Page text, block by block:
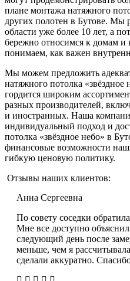
плане монтажа натяжного
других полотен в Бутове. Мы
области уже более 10 лет, а
бережно относимся к домам
понимаем, как важен
Мы можем предложить
натяжного потолка
гордится широким
разных производителей,
и иностранных. Наша
индивидуальный подход и
потолка «звёздное небо» в
финансовые возможности
гибкую ценовую политику.
Отзывы наших клиентов:
Анна Сергеевна
По совету соседки
Мне все доступно
следующий день после
меньше, чем я
сделали аккуратно.